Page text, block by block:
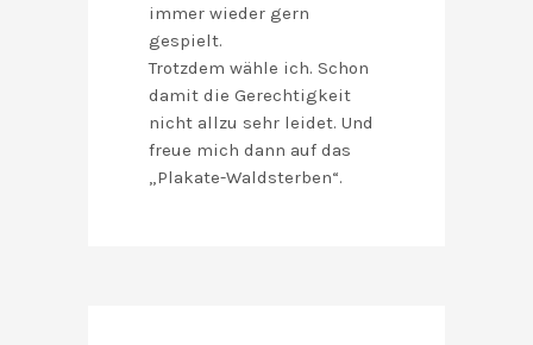
immer wieder gern
gespielt.
Trotzdem wähle ich. Schon
damit die Gerechtigkeit
nicht allzu sehr leidet. Und
freue mich dann auf das
„Plakate-Waldsterben“.